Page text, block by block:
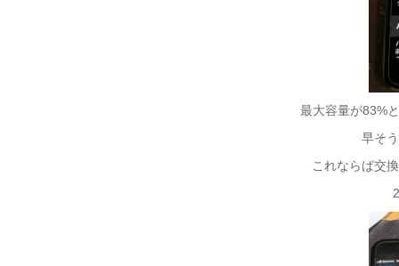
最大容量が83%
早そ
これならば交